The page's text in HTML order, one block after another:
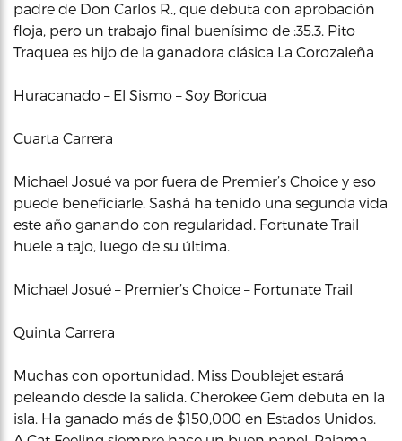
padre de Don Carlos R., que debuta con aprobación
floja, pero un trabajo final buenísimo de :35.3. Pito
Traquea es hijo de la ganadora clásica La Corozaleña
Huracanado – El Sismo – Soy Boricua
Cuarta Carrera
Michael Josué va por fuera de Premier’s Choice y eso
puede beneficiarle. Sashá ha tenido una segunda vida
este año ganando con regularidad. Fortunate Trail
huele a tajo, luego de su última.
Michael Josué – Premier’s Choice – Fortunate Trail
Quinta Carrera
Muchas con oportunidad. Miss Doublejet estará
peleando desde la salida. Cherokee Gem debuta en la
isla. Ha ganado más de $150,000 en Estados Unidos.